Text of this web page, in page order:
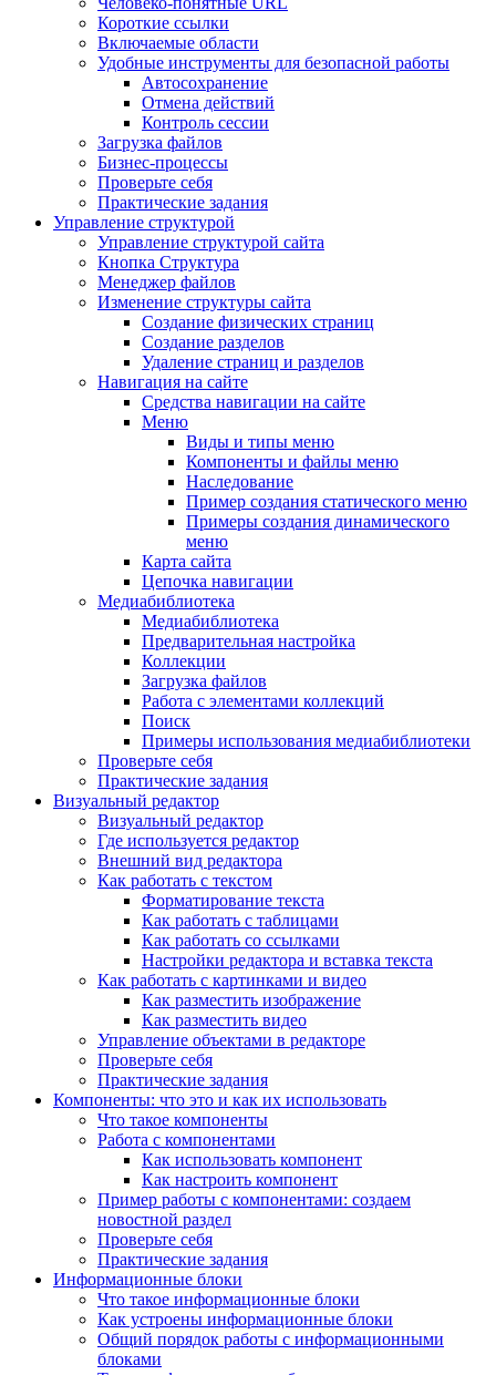
Короткие ссылки
Включаемые области
Удобные инструменты для безопасной работы
Автосохранение
Отмена действий
Контроль сессии
Загрузка файлов
Бизнес-процессы
Проверьте себя
Практические задания
Управление структурой
Управление структурой сайта
Кнопка Структура
Менеджер файлов
Изменение структуры сайта
Создание физических страниц
Создание разделов
Удаление страниц и разделов
Навигация на сайте
Средства навигации на сайте
Меню
Виды и типы меню
Компоненты и файлы меню
Наследование
Пример создания статического меню
Примеры создания динамического
меню
Карта сайта
Цепочка навигации
Медиабиблиотека
Медиабиблиотека
Предварительная настройка
Коллекции
Загрузка файлов
Работа с элементами коллекций
Поиск
Примеры использования медиабиблиотеки
Проверьте себя
Практические задания
Визуальный редактор
Визуальный редактор
Где используется редактор
Внешний вид редактора
Как работать с текстом
Форматирование текста
Как работать с таблицами
Как работать со ссылками
Настройки редактора и вставка текста
Как работать с картинками и видео
Как разместить изображение
Как разместить видео
Управление объектами в редакторе
Проверьте себя
Практические задания
Компоненты: что это и как их использовать
Что такое компоненты
Работа с компонентами
Как использовать компонент
Как настроить компонент
Пример работы с компонентами: создаем
новостной раздел
Проверьте себя
Практические задания
Информационные блоки
Что такое информационные блоки
Как устроены информационные блоки
Общий порядок работы с информационными
блоками